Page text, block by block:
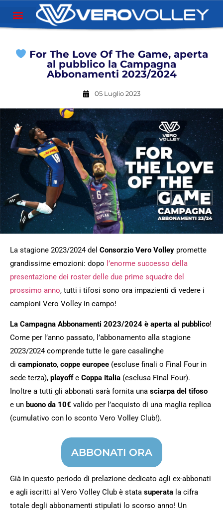
For The Love Of The Game, aperta
al pubblico la Campagna
Abbonamenti 2023/2024
05 Luglio 2023
La stagione 2023/2024 del Consorzio Vero Volley promette
grandissime emozioni: dopo l’enorme successo della
presentazione dei roster delle due prime squadre del
prossimo anno, tutti i tifosi sono ora impazienti di vedere i
campioni Vero Volley in campo!
La Campagna Abbonamenti 2023/2024 è aperta al pubblico!
Come per l’anno passato, l’abbonamento alla stagione
2023/2024 comprende tutte le gare casalinghe
di campionato, coppe europee (escluse finali o Final Four in
sede terza), playoffe Coppa Italia (esclusa Final Four).
Inoltre a tutti gli abbonati sarà fornita una sciarpa del tifoso
e un buono da 10€ valido per l’acquisto di una maglia replica
(cumulativo con lo sconto Vero Volley Club!).
ABBONATI ORA
Già in questo periodo di prelazione dedicato agli ex-abbonati
e agli iscritti al Vero Volley Club è stata superata la cifra
totale degli abbonamenti stipulati lo scorso anno! Un